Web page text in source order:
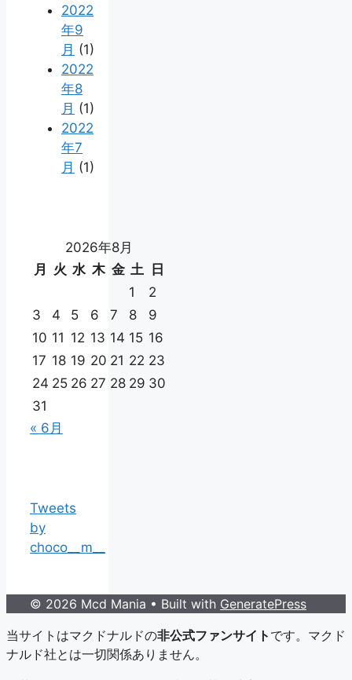
2022
年9
月 (1)
2022
年8
月 (1)
2022
年7
月 (1)
2026年8月
月
火 水 木 金 土
日
1
2
3
4 5 6 7 8
9
10 11 12 13 14 15 16
17 18 19 20 21 22 23
24 25 26 27 28 29 30
31
« 6月
Tweets
by
choco__m__
© 2026 Mcd Mania • Built with GeneratePress
当サイトはマクドナルドの非公式ファンサイト です。マクド
ナルド社とは一切関係ありません。